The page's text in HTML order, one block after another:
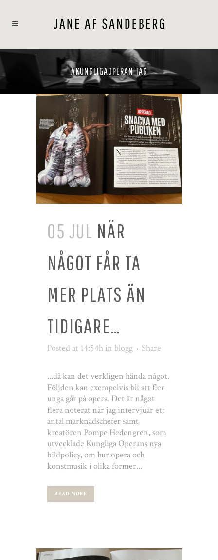
#KUNGLIGAOPERAN TAG
05 JUL NÄR
NÅGOT FÅR TA
MER PLATS ÄN
TIDIGARE…
Posted at 14:54h in blogg Share
...då kan det verkligen hända något.
Följden kan exempelvis bli att fler
unga går på opera. Det är något
flera noterat när jag intervjuar ett
antal marknadschefer samt
kreatören Pompe Hedengren, som
utvecklade Kungliga Operans nya
bildpolicy, om hur opera och
konstmusik i olika former...
READ MORE